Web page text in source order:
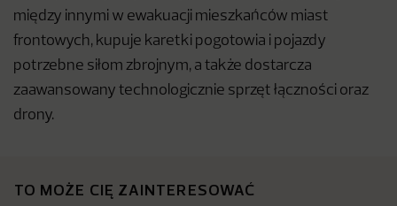
między innymi w ewakuacji mieszkańców miast
frontowych, kupuje karetki pogotowia i pojazdy
potrzebne siłom zbrojnym, a także dostarcza
zaawansowany technologicznie sprzęt łączności oraz
drony.
TO MOŻE CIĘ ZAINTERESOWAĆ